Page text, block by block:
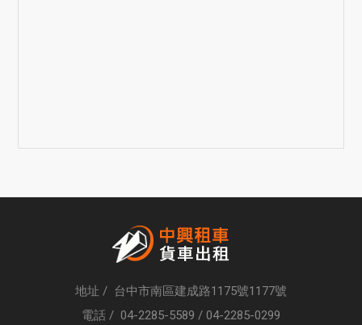
地址 / 台中市南區建成路1175號1177號
電話 / 04-2285-5589 / 04-2285-0299